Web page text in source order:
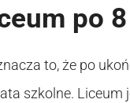
po
to, że po
szkolne.